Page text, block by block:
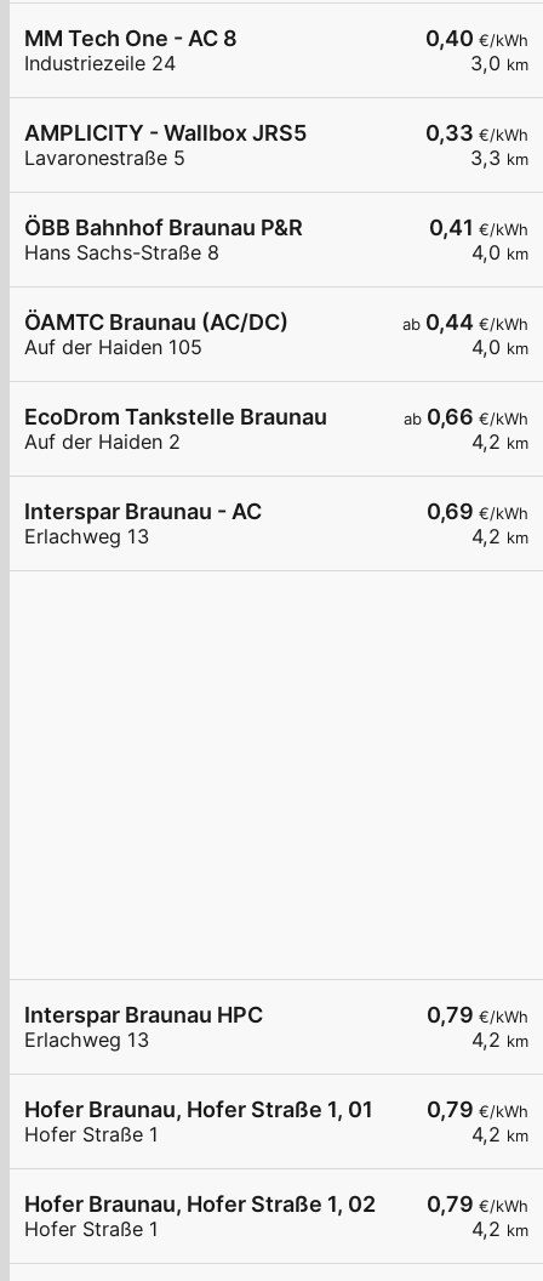
0,40 €/kWh
3,0 km
MM Tech One - AC 8
Industriezeile 24
0,33 €/kWh
3,3 km
AMPLICITY - Wallbox JRS5
Lavaronestraße 5
0,41 €/kWh
4,0 km
ÖBB Bahnhof Braunau P&R
Hans Sachs-Straße 8
ab 0,44 €/kWh
4,0 km
ÖAMTC Braunau (AC/DC)
Auf der Haiden 105
ab 0,66 €/kWh
4,2 km
EcoDrom Tankstelle Braunau
Auf der Haiden 2
0,69 €/kWh
4,2 km
Interspar Braunau - AC
Erlachweg 13
0,79 €/kWh
4,2 km
Interspar Braunau HPC
Erlachweg 13
0,79 €/kWh
4,2 km
Hofer Braunau, Hofer Straße 1, 01
Hofer Straße 1
0,79 €/kWh
4,2 km
Hofer Braunau, Hofer Straße 1, 02
Hofer Straße 1